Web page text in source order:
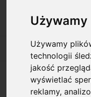
Używamy
technologii
jakość
wyświetlać
reklamy,
Opcje